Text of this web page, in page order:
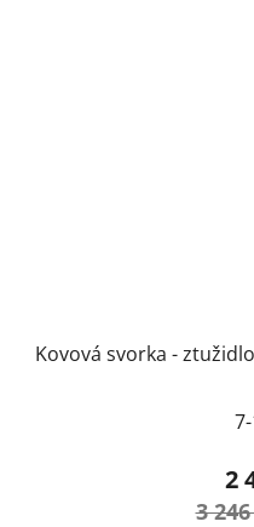
Kovová svorka -
2
3